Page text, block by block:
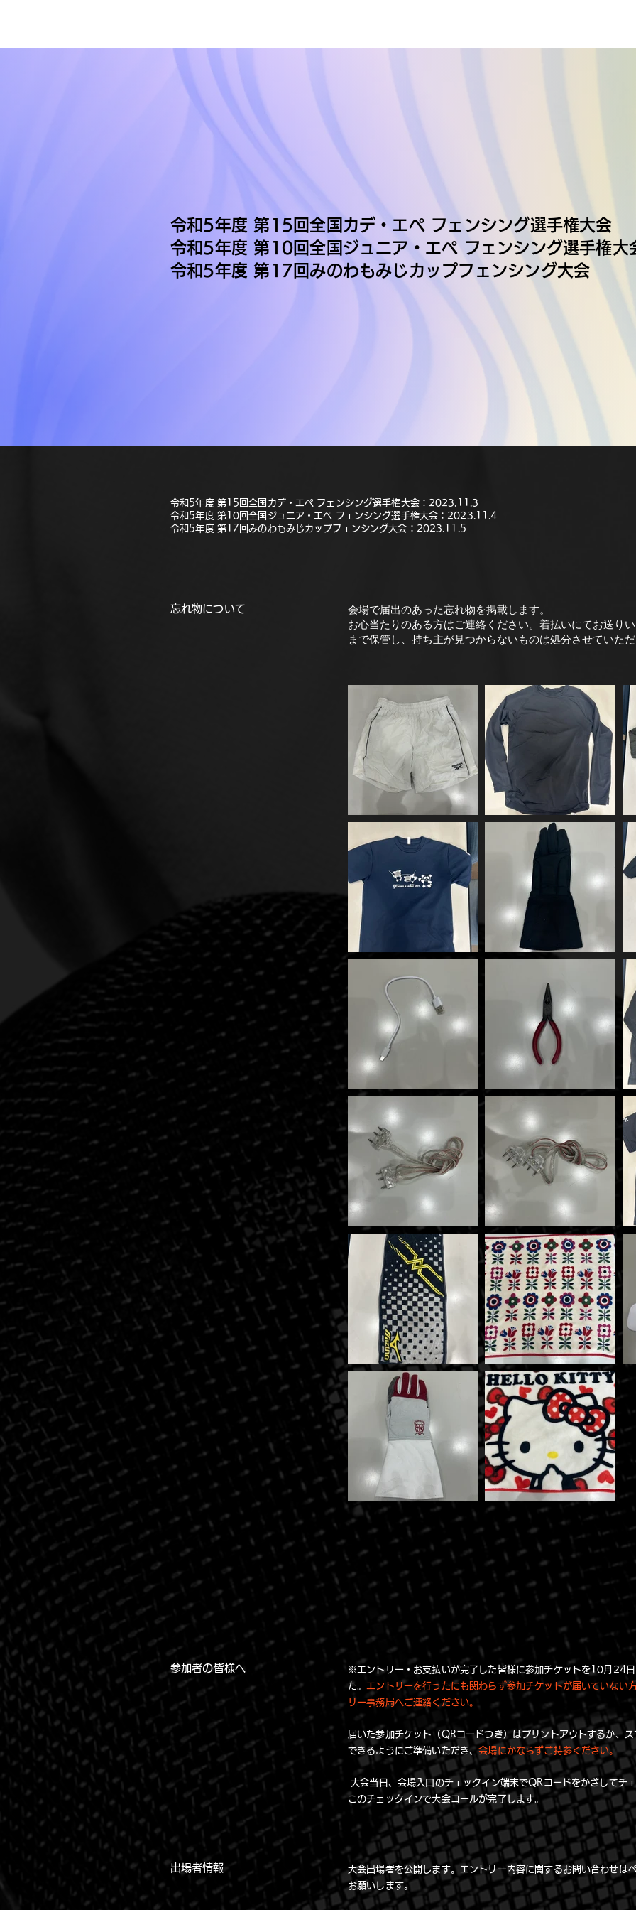
令和5年度 第15回全国カデ・エペ フェンシング選手権大会
令和5年度 第10回全国ジュニア・エペ フェンシング選手権大
令和5年度 第17回みのわもみじカップフェンシング大会
令和5年度 第15回全国カデ・エペ フェンシング選手権大会：2023.11.3
令和5年度 第10回全国ジュニア・エペ フェンシング選手権大会：2023.11.4
令和5年度 第17回みのわもみじカップフェンシング大会：2023.11.5
​忘れ物について
会場で届出のあった忘れ物を掲載します。
お心当たりのある方はご連絡ください。着払いにてお送り
まで保管し、持ち主が見つからないものは処分させていた
参加者の皆様へ
※エントリー・お支払いが完了した皆様に参加チケットを10月24
た。 エントリーを行ったにも関わらず参加チケットが届いていない
リー事務局へご連絡ください。
届いた参加チケット（QRコードつき）はプリントアウトするか、
できるようにご準備いただき、会場にかならずご持参ください。
大会当日、会場入口のチェックイン端末でQRコードをかざしてチ
このチェックインで大会コールが完了します。
​出場者情報
大会出場者を公開します。エントリー内容に関するお問い合わせは
お願いします。